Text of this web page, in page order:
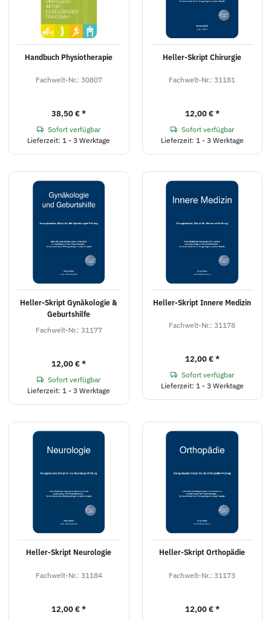
Handbuch Physiotherapie
Fachwelt-Nr.: 30807
38,50 €*
Sofort verfügbar
Lieferzeit: 1 - 3 Werktage
Heller-Skript Chirurgie
Fachwelt-Nr.: 31181
12,00 €*
Sofort verfügbar
Lieferzeit: 1 - 3 Werktage
Heller-Skript Gynäkologie &
Geburtshilfe
Fachwelt-Nr.: 31177
12,00 €*
Sofort verfügbar
Lieferzeit: 1 - 3 Werktage
Heller-Skript Innere Medizin
Fachwelt-Nr.: 31178
12,00 €*
Sofort verfügbar
Lieferzeit: 1 - 3 Werktage
Heller-Skript Neurologie
Fachwelt-Nr.: 31184
12,00 €*
Heller-Skript Orthopädie
Fachwelt-Nr.: 31173
12,00 €*